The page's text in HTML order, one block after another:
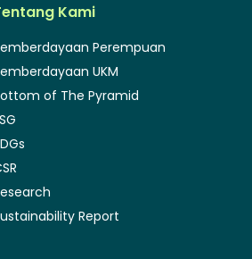
Kami
Perempuan
UKM
of The Pyramid
Report